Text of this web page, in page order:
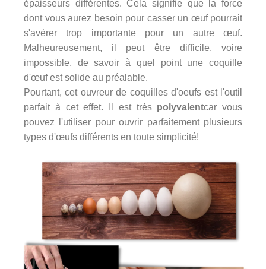
épaisseurs différentes. Cela signifie que la force
dont vous aurez besoin pour casser un œuf pourrait
s'avérer trop importante pour un autre œuf.
Malheureusement, il peut être difficile, voire
impossible, de savoir à quel point une coquille
d'œuf est solide au préalable.
Pourtant, cet ouvreur de coquilles d'oeufs est l'outil
parfait à cet effet. Il est très polyvalentcar vous
pouvez l'utiliser pour ouvrir parfaitement plusieurs
types d'œufs différents en toute simplicité!